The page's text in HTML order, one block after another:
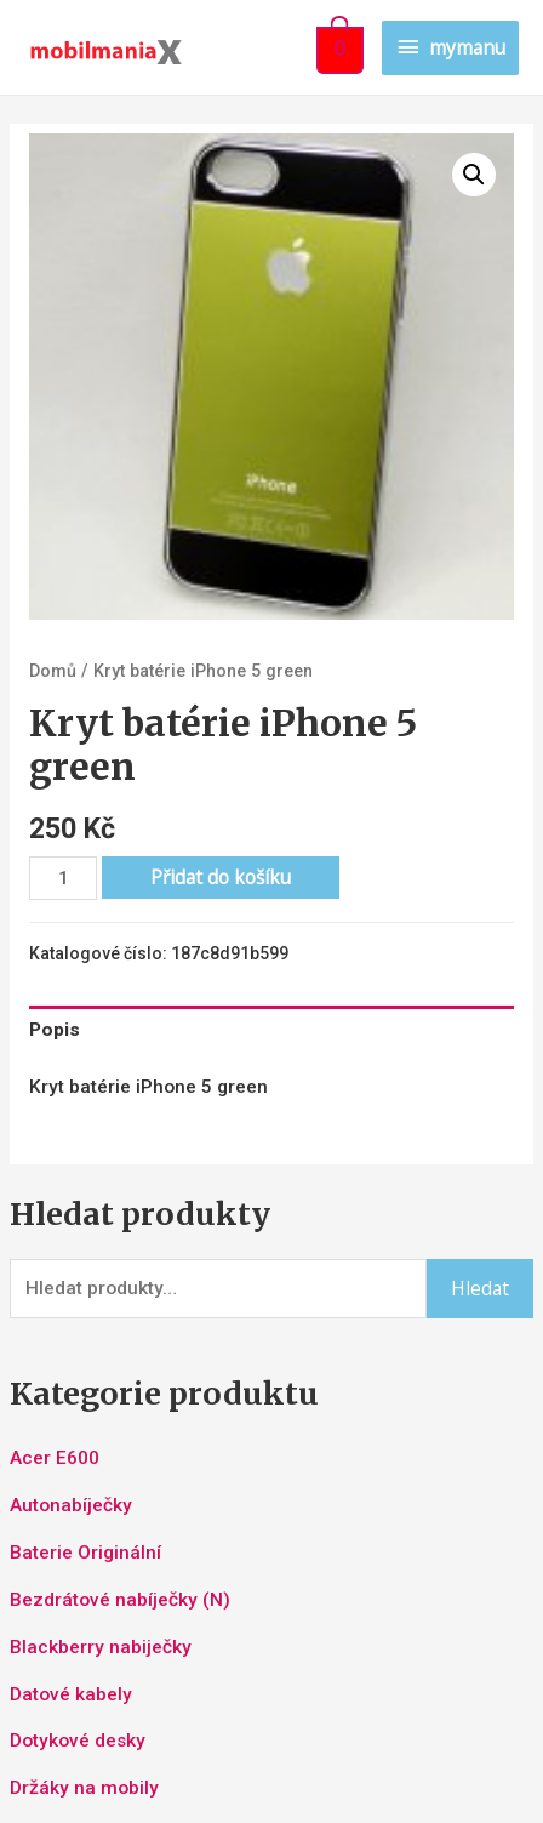
mymanu
0
Hledat produkty
Hledat
Kategorie produktu
Acer E600
Autonabíječky
Baterie Originální
Bezdrátové nabíječky (N)
Blackberry nabiječky
Datové kabely
Dotykové desky
Držáky na mobily
Domů / Kryt batérie iPhone 5 green
Kryt batérie iPhone 5
green
250 Kč
Přidat do košíku
Katalogové číslo: 187c8d91b599
Popis
Kryt batérie iPhone 5 green